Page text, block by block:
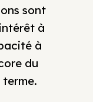
sont
à
à
du